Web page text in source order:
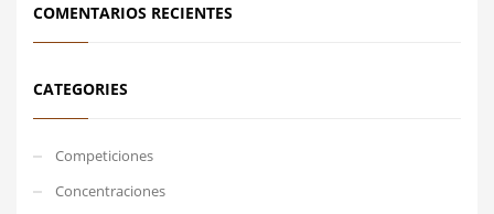
COMENTARIOS RECIENTES
CATEGORIES
Competiciones
Concentraciones